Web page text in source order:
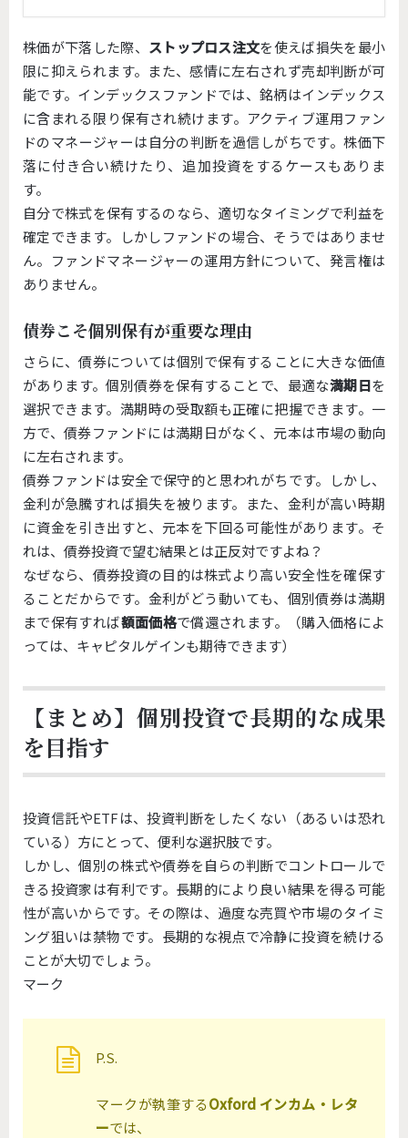
株価が下落した際、 ストップロス注文を使えば損失を最小
限に抑えられます。また、感情に左右されず売却判断が可
能です。インデックスファンドでは、銘柄はインデックス
に含まれる限り保有され続けます。アクティブ運用ファン
ドのマネージャーは自分の判断を過信しがちです。株価下
落に付き合い続けたり、追加投資をするケースもありま
す。
自分で株式を保有するのなら、適切なタイミングで利益を
確定できます。しかしファンドの場合、そうではありませ
ん。ファンドマネージャーの運用方針について、発言権は
ありません。
債券こそ個別保有が重要な理由
さらに、債券については個別で保有することに大きな価値
があります。個別債券を保有することで、最適な満期日を
選択できます。満期時の受取額も正確に把握できます。一
方で、債券ファンドには満期日がなく、元本は市場の動向
に左右されます。
債券ファンドは安全で保守的と思われがちです。しかし、
金利が急騰すれば損失を被ります。また、金利が高い時期
に資金を引き出すと、元本を下回る可能性があります。そ
れは、債券投資で望む結果とは正反対ですよね？
なぜなら、債券投資の目的は株式より高い安全性を確保す
ることだからです。金利がどう動いても、個別債券は満期
まで保有すれば額面価格で償還されます。（購入価格によ
っては、キャピタルゲインも期待できます）
【まとめ】個別投資で長期的な成果
を目指す
投資信託やETFは、投資判断をしたくない（あるいは恐れ
ている）方にとって、便利な選択肢です。
しかし、個別の株式や債券を自らの判断でコントロールで
きる投資家は有利です。長期的により良い結果を得る可能
性が高いからです。その際は、過度な売買や市場のタイミ
ング狙いは禁物です。長期的な視点で冷静に投資を続ける
ことが大切でしょう。
マーク
P.S.
マークが執筆するOxford インカム・レタ
ーでは、